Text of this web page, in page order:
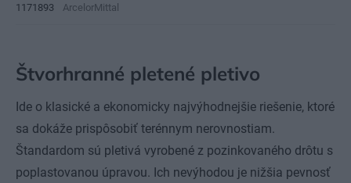
1171893 ArcelorMittal
Štvorhranné pletené pletivo
Ide o klasické a ekonomicky najvýhodnejšie riešenie, ktoré
sa dokáže prispôsobiť terénnym nerovnostiam.
Štandardom sú pletivá vyrobené z pozinkovaného drôtu s
poplastovanou úpravou. Ich nevýhodou je nižšia pevnosť